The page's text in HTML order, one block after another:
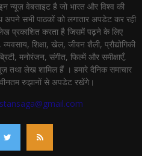
न्यूज़ वेबसाइट है जो भारत और विश्व की
सभी पाठकों को लगातार अपडेट कर रही
प्रकाशित करता है जिसमें पढ़ने के लिए
शिक्षा, खेल, जीवन शैली, प्रौद्योगिकी
मनोरंजन, संगीत, फिल्में और समीक्षाएँ,
तथा लेख शामिल हैं । हमारे दैनिक समाचार
रुझानों से अपडेट रखेंगे।